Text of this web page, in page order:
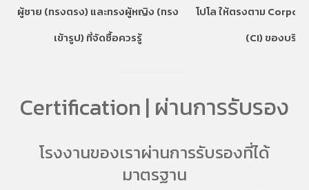
ผู้ชาย (ทรงตรง) และทรงผู้หญิง (ทรง
เข้ารูป) ที่จัดซื้อควรรู้
โปโล ให้ตรงตาม
(CI) ของบริษัท
Certification | ผ่านการรับรอง
โรงงานของเราผ่านการรับรองที่ได้
มาตรฐาน